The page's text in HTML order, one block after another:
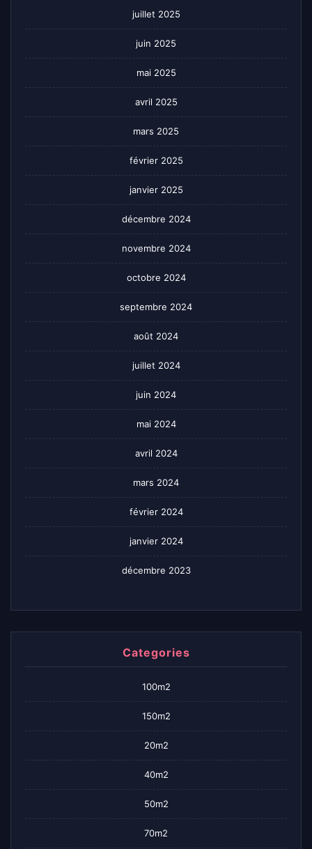
juillet 2025
juin 2025
mai 2025
avril 2025
mars 2025
février 2025
janvier 2025
décembre 2024
novembre 2024
octobre 2024
septembre 2024
août 2024
juillet 2024
juin 2024
mai 2024
avril 2024
mars 2024
février 2024
janvier 2024
décembre 2023
Categories
100m2
150m2
20m2
40m2
50m2
70m2